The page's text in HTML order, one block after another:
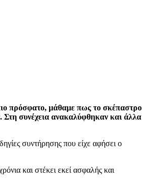
πρόσφατο, μάθαμε πως το σκέπαστρο
Στη συνέχεια ανακαλύφθηκαν και άλλα
συντήρησης που είχε αφήσει ο
και στέκει εκεί ασφαλής και